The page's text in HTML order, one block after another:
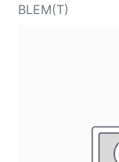
BLEM(T)